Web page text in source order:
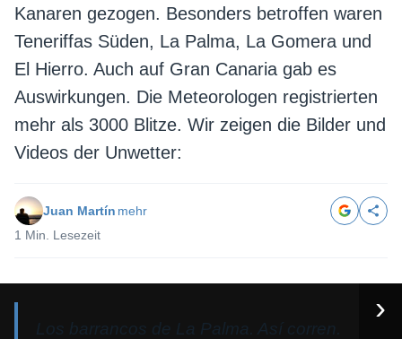
Kanaren gezogen. Besonders betroffen waren
Teneriffas Süden, La Palma, La Gomera und
El Hierro. Auch auf Gran Canaria gab es
Auswirkungen. Die Meteorologen registrierten
mehr als 3000 Blitze. Wir zeigen die Bilder und
Videos der Unwetter:
Juan Martín mehr
1 Min. Lesezeit
Los barrancos de La Palma. Así corren.